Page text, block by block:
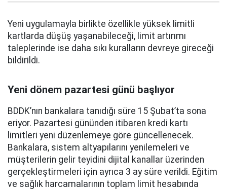
Yeni uygulamayla birlikte özellikle yüksek limitli
kartlarda düşüş yaşanabileceği, limit artırımı
taleplerinde ise daha sıkı kuralların devreye gireceği
bildirildi.
Yeni dönem pazartesi günü başlıyor
BDDK’nın bankalara tanıdığı süre 15 Şubat’ta sona
eriyor. Pazartesi gününden itibaren kredi kartı
limitleri yeni düzenlemeye göre güncellenecek.
Bankalara, sistem altyapılarını yenilemeleri ve
müşterilerin gelir teyidini dijital kanallar üzerinden
gerçekleştirmeleri için ayrıca 3 ay süre verildi. Eğitim
ve sağlık harcamalarının toplam limit hesabında